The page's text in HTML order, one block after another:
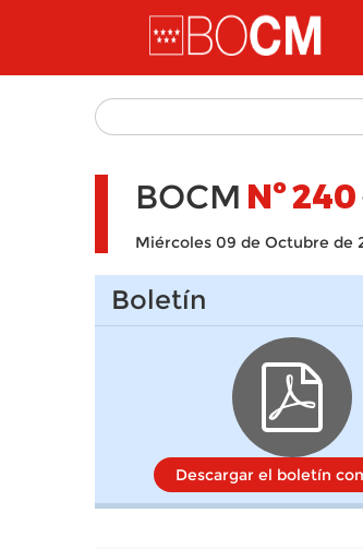
Pasar al contenido principal
BOCM Nº240
Miércoles 09 de Octubre de
Boletín
Descargar el boletín